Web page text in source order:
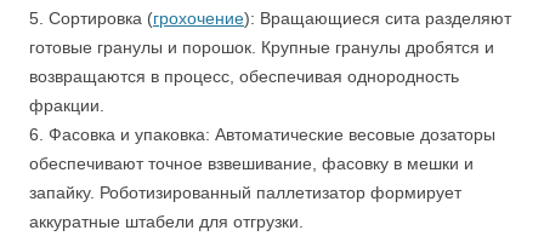
5. Сортировка (грохочение): Вращающиеся сита разделяют
готовые гранулы и порошок. Крупные гранулы дробятся и
возвращаются в процесс, обеспечивая однородность
фракции.
6. Фасовка и упаковка: Автоматические весовые дозаторы
обеспечивают точное взвешивание, фасовку в мешки и
запайку. Роботизированный паллетизатор формирует
аккуратные штабели для отгрузки.